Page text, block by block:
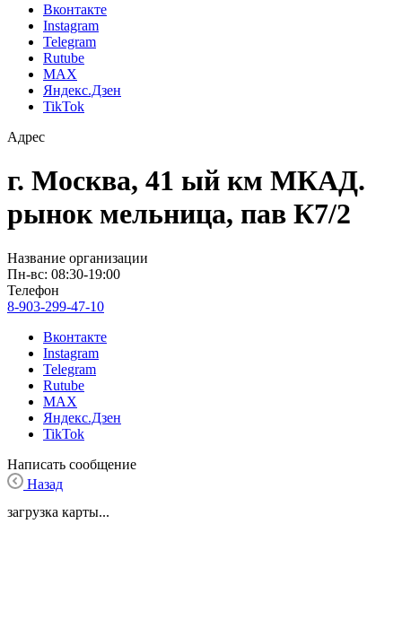
Вконтакте
Instagram
Telegram
Rutube
MAX
Яндекс.Дзен
TikTok
Адрес
г. Москва, 41 ый км МКАД.
рынок мельница, пав К7/2
Название организации
Пн-вс: 08:30-19:00
Телефон
8-903-299-47-10
Вконтакте
Instagram
Telegram
Rutube
MAX
Яндекс.Дзен
TikTok
Написать сообщение
Назад
загрузка карты...